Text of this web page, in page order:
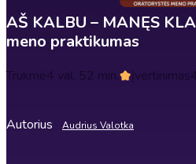
AŠ KALBU – MANĘS
meno praktikumas
Trukmė4 val. 52 min. Įvertinimas4
Autorius Audrius Valotka